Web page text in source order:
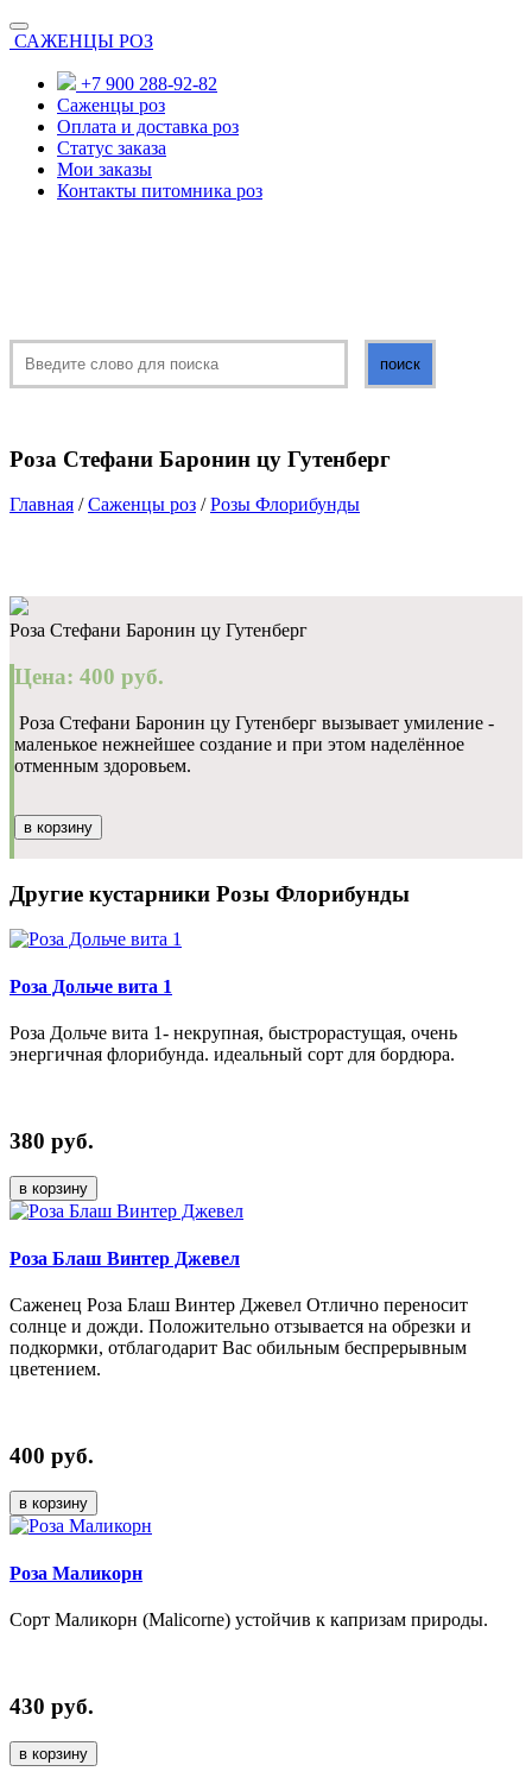
САЖЕНЦЫ РОЗ
+7 900 288-92-82
Саженцы роз
Оплата и доставка роз
Статус заказа
Мои заказы
Контакты питомника роз
Роза Стефани Баронин цу Гутенберг
Главная /Саженцы роз /Розы Флорибунды
Роза Стефани Баронин цу Гутенберг
Цена: 400 руб.
Роза Стефани Баронин цу Гутенберг вызывает умиление -
маленькое нежнейшее создание и при этом наделённое
отменным здоровьем.
в корзину
Другие кустарники Розы Флорибунды
Роза Дольче вита 1
Роза Дольче вита 1- некрупная, быстрорастущая, очень
энергичная флорибунда. идеальный сорт для бордюра.
380 руб.
в корзину
Роза Блаш Винтер Джевел
Саженец Роза Блаш Винтер Джевел Отлично переносит
солнце и дожди. Положительно отзывается на обрезки и
подкормки, отблагодарит Вас обильным беспрерывным
цветением.
400 руб.
в корзину
Роза Маликорн
Сорт Маликорн (Malicorne) устойчив к капризам природы.
430 руб.
в корзину